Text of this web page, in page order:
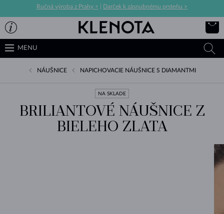
Ručná výroba z Prahy > Darček k zásnubnému prsteňu >
MENU
NÁUŠNICE NAPICHOVACIE NÁUŠNICE S DIAMANTMI
NA SKLADE
BRILIANTOVÉ NÁUŠNICE Z
BIELEHO ZLATA